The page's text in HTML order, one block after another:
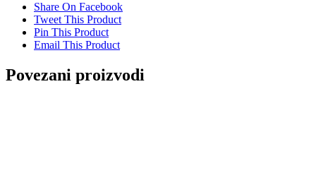
Share On Facebook
Tweet This Product
Pin This Product
Email This Product
Povezani proizvodi